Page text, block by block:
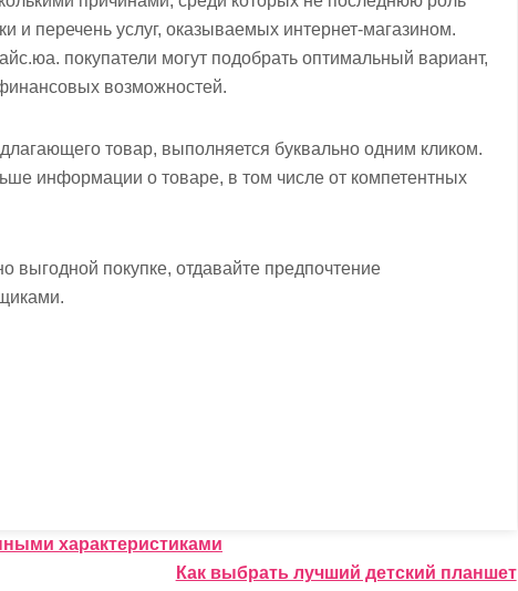
и перечень услуг, оказываемых интернет-магазином.
покупатели могут подобрать оптимальный вариант,
возможностей.
товар, выполняется буквально одним кликом.
информации о товаре, в том числе от компетентных
выгодной покупке, отдавайте предпочтение
характеристиками
Как выбрать лучший детский планшет